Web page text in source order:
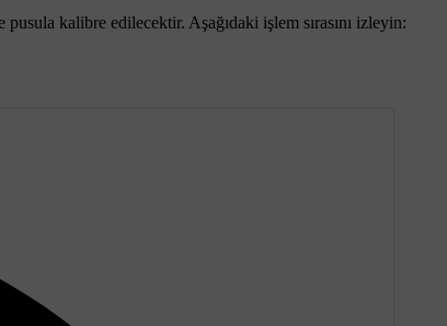
kalibre edilecektir. Aşağıdaki işlem sırasını izleyin: